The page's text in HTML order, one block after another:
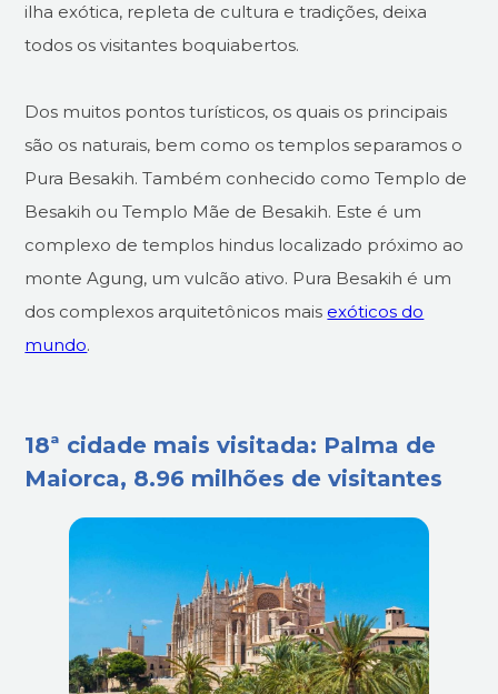
ilha exótica, repleta de cultura e tradições, deixa
todos os visitantes boquiabertos.
Dos muitos pontos turísticos, os quais os principais
são os naturais, bem como os templos separamos o
Pura Besakih. Também conhecido como Templo de
Besakih ou Templo Mãe de Besakih. Este é um
complexo de templos hindus localizado próximo ao
monte Agung, um vulcão ativo. Pura Besakih é um
dos complexos arquitetônicos mais exóticos do
mundo.
18ª cidade mais visitada: Palma de
Maiorca, 8.96 milhões de visitantes